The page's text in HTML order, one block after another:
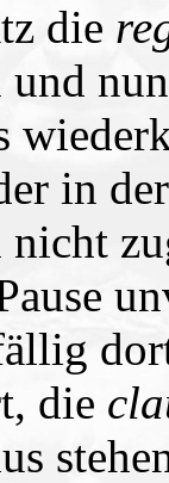
die
und
in
die